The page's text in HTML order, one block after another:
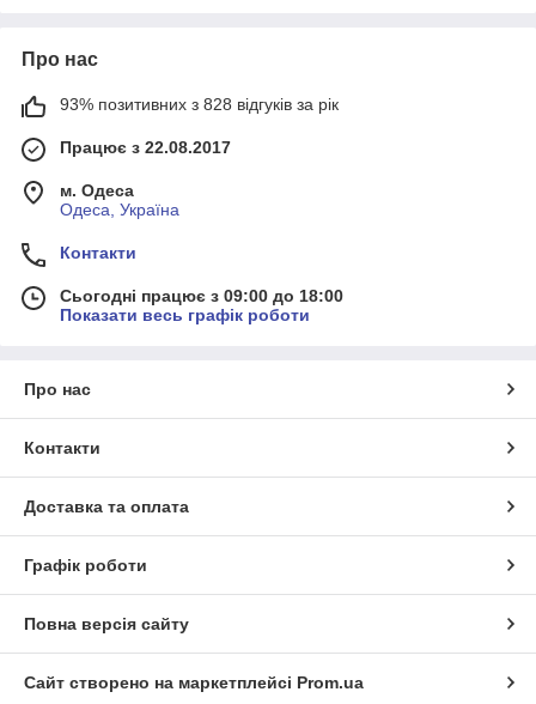
Про нас
93% позитивних з 828 відгуків за рік
Працює з 22.08.2017
м. Одеса
Одеса, Україна
Контакти
Сьогодні працює з 09:00 до 18:00
Показати весь графік роботи
Про нас
Контакти
Доставка та оплата
Графік роботи
Повна версія сайту
Сайт створено на маркетплейсі Prom.ua